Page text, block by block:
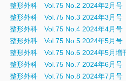
整形外科 Vol.75 No.2 2024年2月号
整形外科 Vol.75 No.3 2024年3月号
整形外科 Vol.75 No.4 2024年4月号
整形外科 Vol.75 No.5 2024年5月号
整形外科 Vol.75 No.6 2024年5月増
整形外科 Vol.75 No.7 2024年6月号
整形外科 Vol.75 No.8 2024年7月号